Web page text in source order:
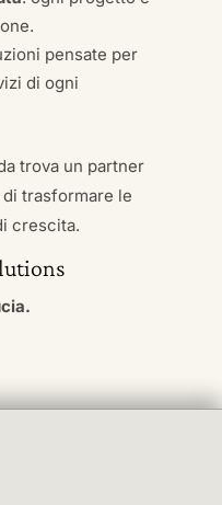
pensate per
di ogni
trova un partner
trasformare le
crescita.